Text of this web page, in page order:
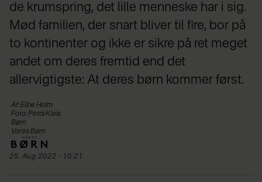
de krumspring, det lille menneske har i sig.
Mød familien, der snart bliver til fire, bor på
to kontinenter og ikke er sikre på ret meget
andet om deres fremtid end det
allervigtigste: At deres børn kommer først.
Af: Eline Holm
Foto: Petra Kleis
Børn
Vores Børn
25. Aug 2022 - 10:21